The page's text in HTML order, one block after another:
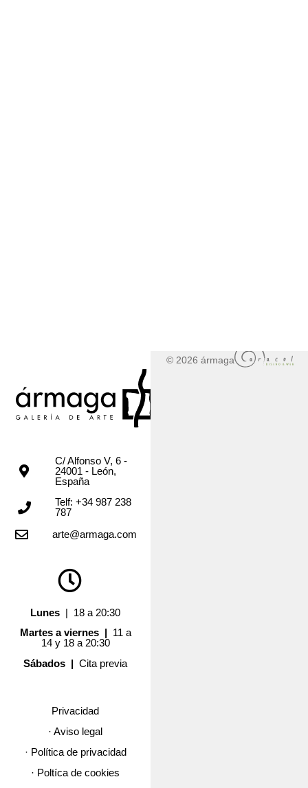
C/ Alfonso V, 6 -
24001 - León,
España
Telf: +34 987 238
787
arte@armaga.com
Lunes | 18 a 20:30
Martes a viernes | 11 a
14 y 18 a 20:30
Sábados |Cita previa
Privacidad
· Aviso legal
· Política de privacidad
· Poltíca de cookies
© 2026 ármaga